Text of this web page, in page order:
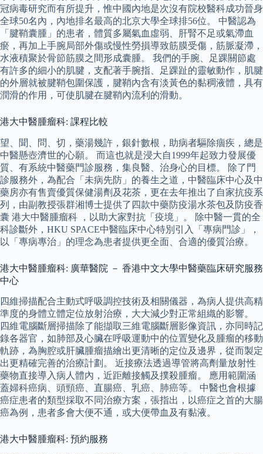
冠病毒研究而有所提升，惟中國內地是次沒有院校醫科成功晉身
全球50名內，內地排名最高的北京大學全球排56位。 中醫認為
「腱鞘囊腫」的患者，體質多屬氣血虛弱、肝腎不足或氣滯血
瘀，再加上手腕局部外傷或慢性勞損導致筋膜受傷，筋脈凝滯，
水液積聚於骨節筋膜之間形成囊腫。 我們的手腕、足踝關節處
有許多的細小的肌腱，支配著手腕指、足踝趾的靈敏動作，肌腱
的外層就被腱鞘包圍保護，腱鞘內含有淡黃色的黏稠液體，具有
潤滑的作用，可使肌腱在腱鞘內流利的滑動。
港大中醫腫瘤科: 課程比較
望、聞、問、切，藥湯幾許，銀針數根，助病者驅除痼疾，總是
中醫懸壺濟世的心願。 而這也就是浸大自1999年起致力發展優
質、有系統中醫藥門診服務，集良醫、治身心的目標。 除了門
診服務外，為配合「未病先防」的養生之道，中醫臨床中心及中
藥房亦有售賣優質保健湯劑及花茶，更在去年推出了自家抗疫系
列，由副教授張群湘博士提供了四款中藥防疫湯水茶包及防疫香
囊 港大中醫腫瘤科 ，以助大家對抗「疫境」。 除中醫一貫的全
科診斷外，HKU SPACE中醫臨床中心特別引入「專病門診」，
以「專病專治」的理念為患者提供更全面、合適的優質治療。
港大中醫腫瘤科: 廣華醫院 － 香港中文大學中醫藥臨床研究服務
中心
四維掃描配合主動式呼吸調控技術及相關儀器，為病人提供高精
準度的身體立體定位放射治療，大大減少對正常組織的影響。
四維電腦斷層掃描除了能擷取三維電腦斷層影像資訊，亦同時記
錄各器官，如肺部及心臟在呼吸運動中的位置變化及腫瘤的移動
軌跡，為胸腔或肝臟腫瘤描繪出更清晰的定位及邊界，從而製定
出更精確完善的治療計劃。 近接療法透過導管將高劑量放射性
藥物直接導入病人體內，近距離接觸及撲殺腫瘤。 應用範圍涵
蓋婦科癌病、頭頸癌、直腸癌、乳癌、肺癌等。 中醫也會根據
癌症患者的類型採取不同治療方案，張指出，以癌症之首的大腸
癌為例，患者多會大便不通，或大便帶血及有黏液。
港大中醫腫瘤科: 預約服務